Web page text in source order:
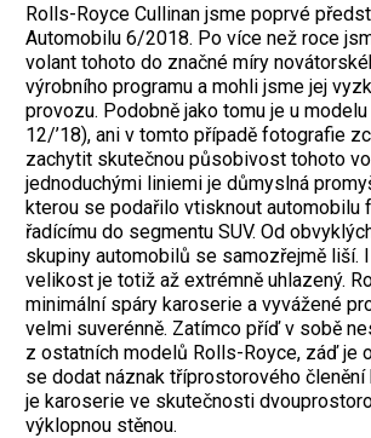
Rolls-Royce Cullinan jsme poprvé
Automobilu 6/2018. Po více než roce
volant tohoto do značné míry
výrobního programu a mohli jsme jej
provozu. Podobně jako tomu je u
12/’18), ani v tomto případě fotografie
zachytit skutečnou působivost tohoto
jednoduchými liniemi je důmyslná
kterou se podařilo vtisknout automobilu
řadícímu do segmentu SUV. Od
skupiny automobilů se samozřejmě liší.
velikost je totiž až extrémně uhlazený.
minimální spáry karoserie a vyvážené
velmi suverénně. Zatímco příď v sobě
z ostatních modelů Rolls-Royce, záď je
se dodat náznak tříprostorového
je karoserie ve skutečnosti
výklopnou stěnou.